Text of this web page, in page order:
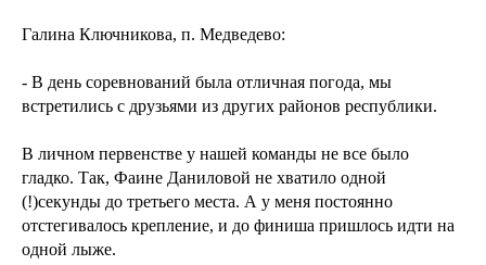
Галина Ключникова, п. Медведево:
- В день соревнований была отличная погода, мы
встретились с друзьями из других районов республики.
В личном первенстве у нашей команды не все было
гладко. Так, Фаине Даниловой не хватило одной
(!)секунды до третьего места. А у меня постоянно
отстегивалось крепление, и до финиша пришлось идти на
одной лыже.